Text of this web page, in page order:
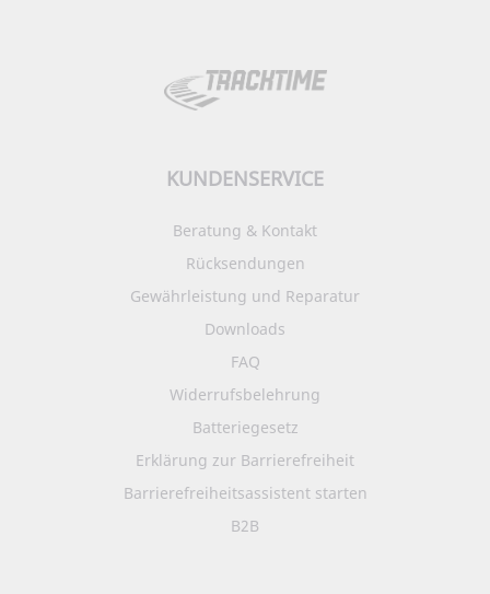
KUNDENSERVICE
Beratung & Kontakt
Rücksendungen
Gewährleistung und Reparatur
Downloads
FAQ
Widerrufsbelehrung
Batteriegesetz
Erklärung zur Barrierefreiheit
Barrierefreiheitsassistent starten
B2B